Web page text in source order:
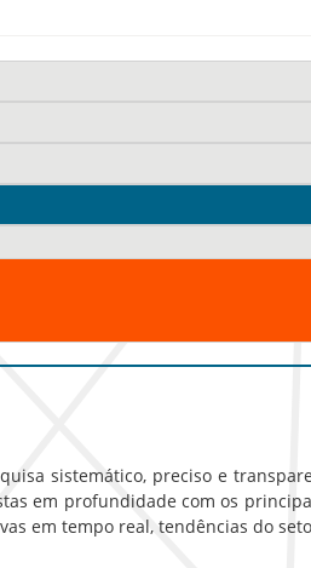
sistemático, preciso e
em profundidade com os
em tempo real, tendências do